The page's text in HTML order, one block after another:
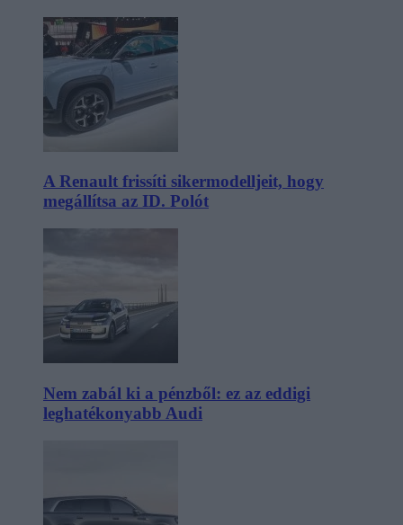
A Renault frissíti sikermodelljeit, hogy
megállítsa az ID. Polót
Nem zabál ki a pénzből: ez az eddigi
leghatékonyabb Audi